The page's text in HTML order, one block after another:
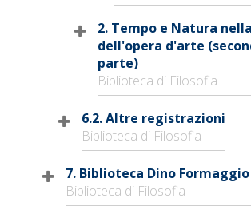
2. Tempo e Natura
dell'opera d'arte
parte)
Biblioteca di Filosofia
6.2. Altre registrazioni
Biblioteca di Filosofia
7. Biblioteca Dino
Biblioteca di Filosofia